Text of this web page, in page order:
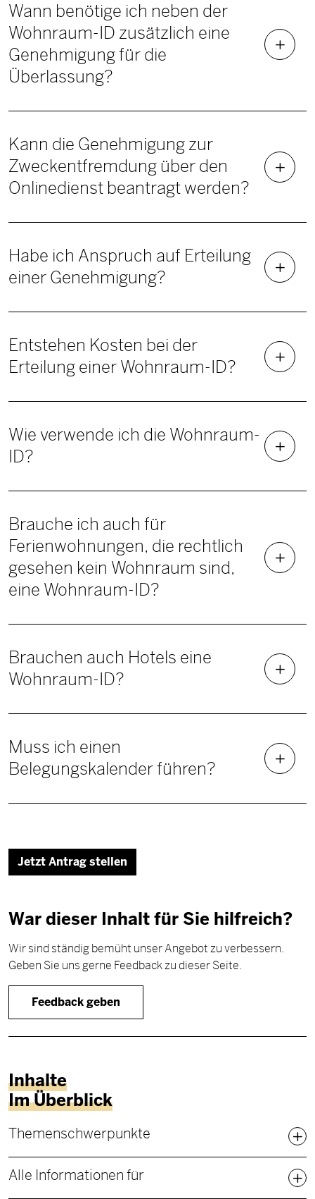
Wann benötige ich neben der
Wohnraum-ID zusätzlich eine
Genehmigung für die
Überlassung?
Kann die Genehmigung zur
Zweckentfremdung über den
Onlinedienst beantragt werden?
Habe ich Anspruch auf Erteilung
einer Genehmigung?
Entstehen Kosten bei der
Erteilung einer Wohnraum-ID?
Wie verwende ich die Wohnraum-
ID?
Brauche ich auch für
Ferienwohnungen, die rechtlich
gesehen kein Wohnraum sind,
eine Wohnraum-ID?
Brauchen auch Hotels eine
Wohnraum-ID?
Muss ich einen
Belegungskalender führen?
Jetzt Antrag stellen
War dieser Inhalt für Sie hilfreich?
Wir sind ständig bemüht unser Angebot zu verbessern.
Geben Sie uns gerne Feedback zu dieser Seite.
Feedback geben
Inhalte
Im Überblick
Fußbereich Sitemap
Themenschwerpunkte
Alle Informationen für